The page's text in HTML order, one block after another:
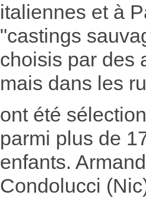
italiennes et à
"castings
choisis par des
mais dans les
ont été
parmi plus de
enfants.
Condolucci